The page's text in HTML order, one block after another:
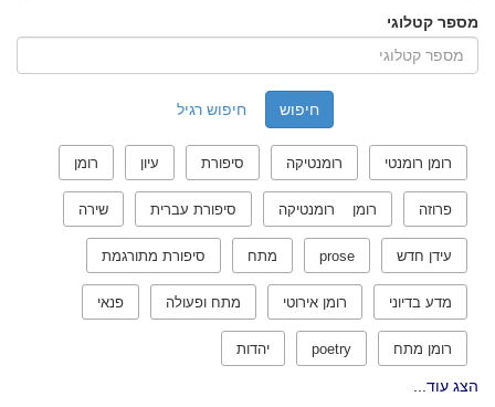
מספר קטלוגי
חיפוש רגיל
רומן רומנטי רומנטיקה סיפורת עיון רומן
פרוזה רומן רומנטיקה סיפורת עברית שירה
עידן חדש prose מתח סיפורת מתורגמת
מדע בדיוני רומן אירוטי מתח ופעולה פנאי
רומן מתח poetry יהדות
הצג עוד...